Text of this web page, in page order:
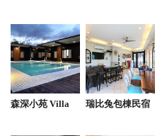
老闆教練很親切！有
玩雙人.方向盤比較重
說下次還要再來玩！
森深小苑 Villa 瑞比兔包棟民宿